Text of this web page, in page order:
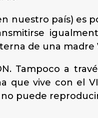
nuestro país) es
de una madre
Tampoco a
que vive con el
puede